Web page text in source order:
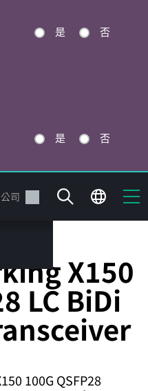
是 否
是 否
公司
前是空的
X150
LC BiDi